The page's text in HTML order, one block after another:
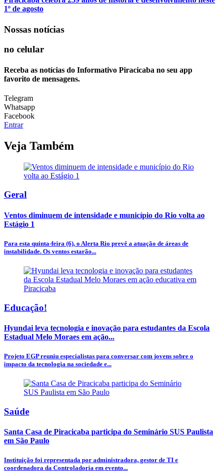
1º de agosto
Nossas notícias
no celular
Receba as notícias do Informativo Piracicaba no seu app
favorito de mensagens.
Telegram
Whatsapp
Facebook
Entrar
Veja Também
Geral
Ventos diminuem de intensidade e município do Rio volta ao
Estágio 1
Para esta quinta-feira (6), o Alerta Rio prevê a atuação de áreas de
instabilidade. Os ventos estarão...
Educação!
Hyundai leva tecnologia e inovação para estudantes da Escola
Estadual Melo Moraes em ação...
Projeto EGP reuniu especialistas para conversar com jovens sobre o
impacto da tecnologia na sociedade e...
Saúde
Santa Casa de Piracicaba participa do Seminário SUS Paulista
em São Paulo
Instituição foi representada por administradora, gestor de TI e
coordenadora da Controladoria em evento...